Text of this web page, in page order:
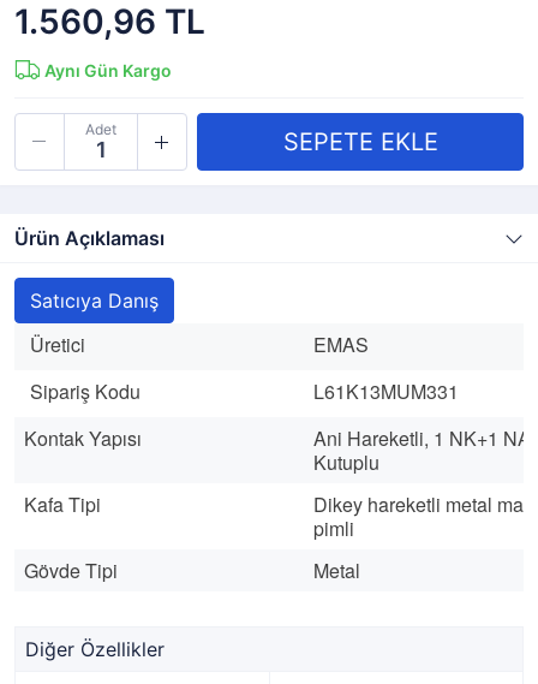
1.560,96 TL
Aynı Gün Kargo
Adet
Ürün Açıklaması
Satıcıya Danış
Üretici
EMAS
Sipariş Kodu
L61K13MUM331
Kontak Yapısı
Ani Hareketli, 1 NK+1 NA
Kutuplu
Kafa Tipi
Dikey hareketli metal
pimli
Gövde Tipi
Metal
Diğer Özellikler